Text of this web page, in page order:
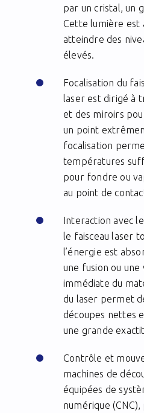
par un cristal, un
Cette lumière est
atteindre des
élevés.
Focalisation du
laser est dirigé à
et des miroirs
un point
focalisation
températures
pour fondre ou
au point de
Interaction avec
le faisceau laser
l’énergie est
une fusion ou une
immédiate du
du laser permet
découpes nettes
une grande
Contrôle et
machines de
équipées de
numérique